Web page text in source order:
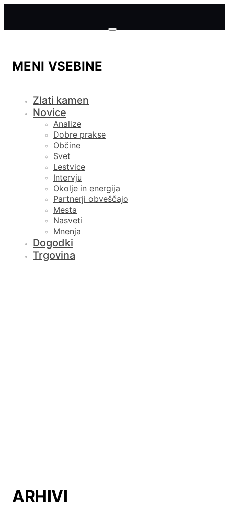
MENI VSEBINE
Zlati kamen
Novice
Analize
Dobre prakse
Občine
Svet
Lestvice
Intervju
Okolje in energija
Partnerji obveščajo
Mesta
Nasveti
Mnenja
Dogodki
Trgovina
ARHIVI